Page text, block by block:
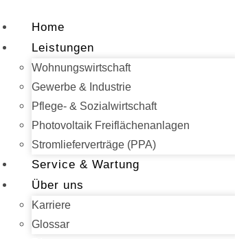
Home
Leistungen
Wohnungswirtschaft
Gewerbe & Industrie
Pflege- & Sozialwirtschaft
Photovoltaik Freiflächenanlagen
Stromlieferverträge (PPA)
Service & Wartung
Über uns
Karriere
Glossar